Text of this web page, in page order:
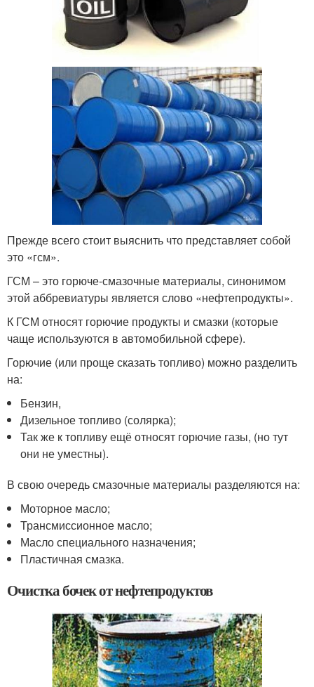
Прежде всего стоит выяснить что представляет собой
это «гсм».
ГСМ – это горюче-смазочные материалы, синонимом
этой аббревиатуры является слово «нефтепродукты».
К ГСМ относят горючие продукты и смазки (которые
чаще используются в автомобильной сфере).
Горючие (или проще сказать топливо) можно разделить
на:
Бензин,
Дизельное топливо (солярка);
Так же к топливу ещё относят горючие газы, (но тут
они не уместны).
В свою очередь смазочные материалы разделяются на:
Моторное масло;
Трансмиссионное масло;
Масло специального назначения;
Пластичная смазка.
Очистка бочек от нефтепродуктов